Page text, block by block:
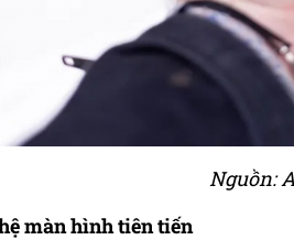
Nguồn:
màn hình tiên tiến